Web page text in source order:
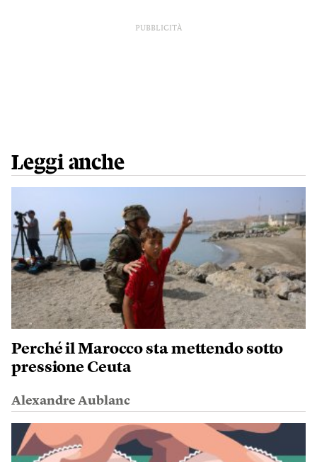
PUBBLICITÀ
Leggi anche
Perché il Marocco sta mettendo sotto
pressione Ceuta
Alexandre Aublanc